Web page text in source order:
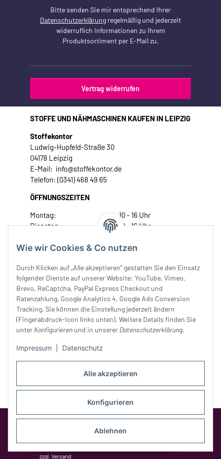
Alle akzeptieren
Konfigurieren
Ablehnen
Wie wir Cookies & Co nutzen
Durch Klicken auf „Alle akzeptieren“ gestatten Sie den Einsatz
folgender Dienste auf unserer Website: YouTube, Vimeo,
Brevo, ReCaptcha, PayPal Express Checkout und
Ratenzahlung, Google Analytics 4, Google Ads Conversion
Tracking. Sie können die Einstellung jederzeit ändern
(Fingerabdruck-Icon links unten). Weitere Details finden Sie
unter Konfigurieren und in unserer Datenschutzerklärung.
Impressum Datenschutz
Bitte senden Sie mir entsprechend Ihrer
Datenschutzerklärung regelmäßig und jederzeit
widerruflich Informationen zu Ihrem
Produktsortiment per E-Mail zu.
Vertrag widerrufen
STOFFE UND NÄHMASCHINEN KAUFEN IN LEIPZIG
Stoffekontor
Ludwig-Hupfeld-Straße 30
04178 Leipzig
E-Mail: info@stoffekontor.de
Telefon: (0341) 468 49 65
ÖFFNUNGSZEITEN
Montag:
10 - 16 Uhr
Dienstag:
10 - 16 Uhr
Donnerstag:
10 - 18 Uhr
Samstag:
10 - 14 Uhr
Unser Service
Rechtliches
Google Analytics deaktivierenStatus:
zzgl. Versand